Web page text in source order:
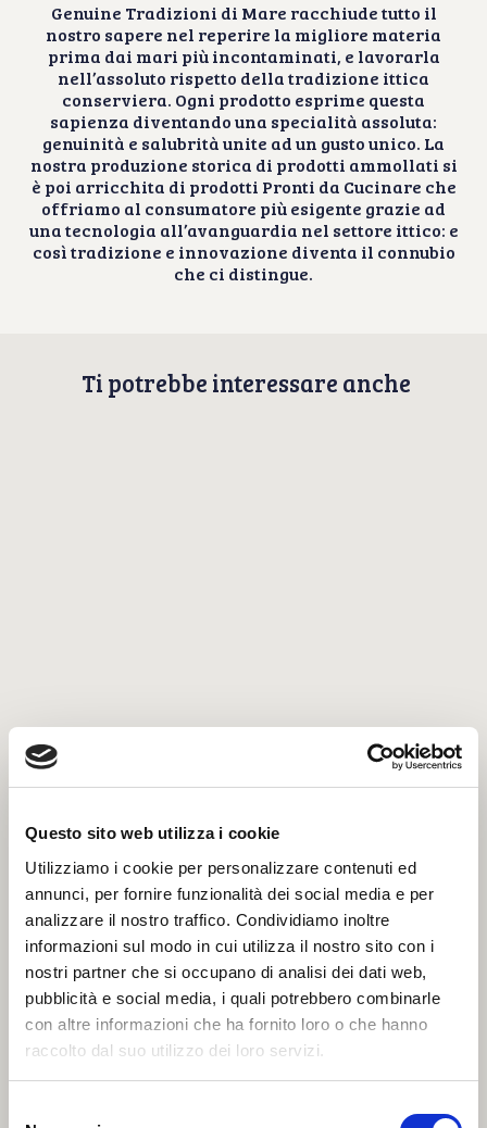
Questo sito web utilizza i cookie
Utilizziamo i cookie per personalizzare contenuti ed
annunci, per fornire funzionalità dei social media e per
analizzare il nostro traffico. Condividiamo inoltre
informazioni sul modo in cui utilizza il nostro sito con i
nostri partner che si occupano di analisi dei dati web,
pubblicità e social media, i quali potrebbero combinarle
con altre informazioni che ha fornito loro o che hanno
raccolto dal suo utilizzo dei loro servizi.
Genuine Tradizioni di Mare racchiude tutto il
nostro sapere nel reperire la migliore materia
prima dai mari più incontaminati, e lavorarla
nell’assoluto rispetto della tradizione ittica
conserviera. Ogni prodotto esprime questa
sapienza diventando una specialità assoluta:
genuinità e salubrità unite ad un gusto unico. La
nostra produzione storica di prodotti ammollati si
è poi arricchita di prodotti Pronti da Cucinare che
offriamo al consumatore più esigente grazie ad
una tecnologia all’avanguardia nel settore ittico: e
così tradizione e innovazione diventa il connubio
che ci distingue.
Ti potrebbe interessare anche
Filetto di baccalà ammollato 1000/UP Gadus